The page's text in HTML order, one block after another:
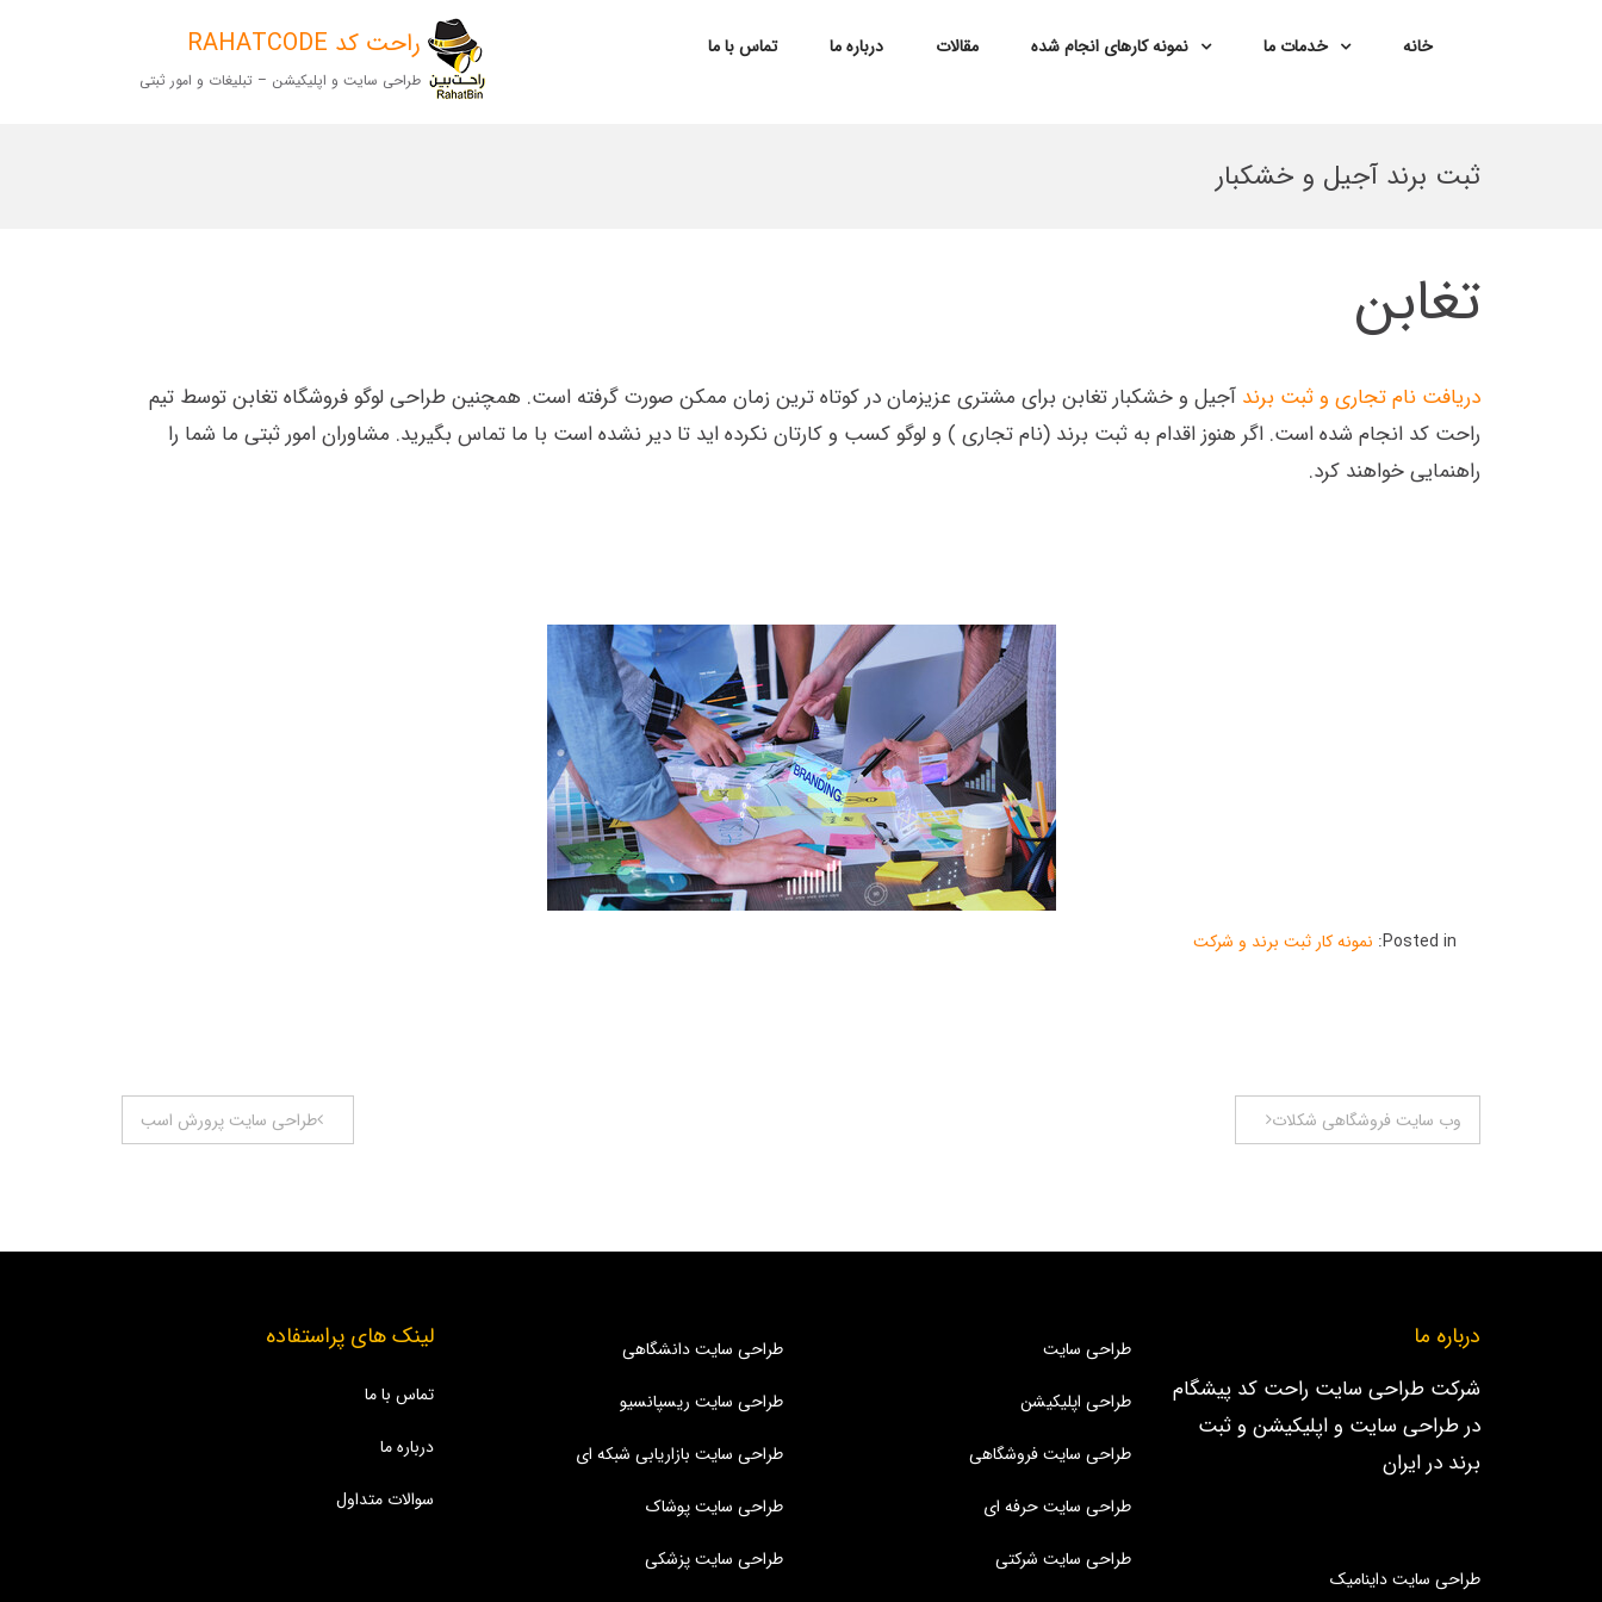
راحت کد RAHATCODE
طراحی سایت و اپلیکیشن – تبلیغات و امور ثبتی
خانه خدمات ما نمونه کارهای انجام شده مقالات درباره ما تماس با ما
ثبت برند آجیل و خشکبار
تغابن
دریافت نام تجاری و ثبت برند آجیل و خشکبار تغابن برای مشتری عزیزمان در کوتاه ترین زمان ممکن صورت گرفته است. همچنین طراحی لوگو فروشگاه تغابن توسط تیم
راحت کد انجام شده است. اگر هنوز اقدام به ثبت برند (نام تجاری ) و لوگو کسب و کارتان نکرده اید تا دیر نشده است با ما تماس بگیرید. مشاوران امور ثبتی ما شما را
راهنمایی خواهند کرد.
Posted in: نمونه کار ثبت برند و شرکت
راهبری
نوشته
طراحی سایت پرورش اسب وب سایت فروشگاهی شکلات
درباره ما
شرکت طراحی سایت راحت کد پیشگام
در طراحی سایت و اپلیکیشن و ثبت
برند در ایران
طراحی سایت داینامیک
طراحی سایت
طراحی اپلیکیشن
طراحی سایت فروشگاهی
طراحی سایت حرفه ای
طراحی سایت شرکتی
طراحی سایت دانشگاهی
طراحی سایت ریسپانسیو
طراحی سایت بازاریابی شبکه ای
طراحی سایت پوشاک
طراحی سایت پزشکی
لینک های پراستفاده
تماس با ما
درباره ما
سوالات متداول